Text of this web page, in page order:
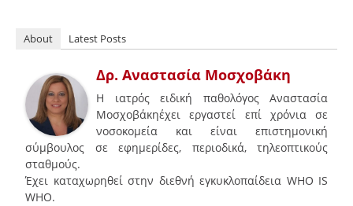
About Latest Posts
Δρ. Αναστασία Μοσχοβάκη
Η ιατρός ειδική παθολόγος Αναστασία
Μοσχοβάκηέχει εργαστεί επί χρόνια σε
νοσοκομεία και είναι επιστημονική
σύμβουλος σε εφημερίδες, περιοδικά, τηλεοπτικούς
σταθμούς.
Έχει καταχωρηθεί στην διεθνή εγκυκλοπαίδεια WHO IS
WHO.